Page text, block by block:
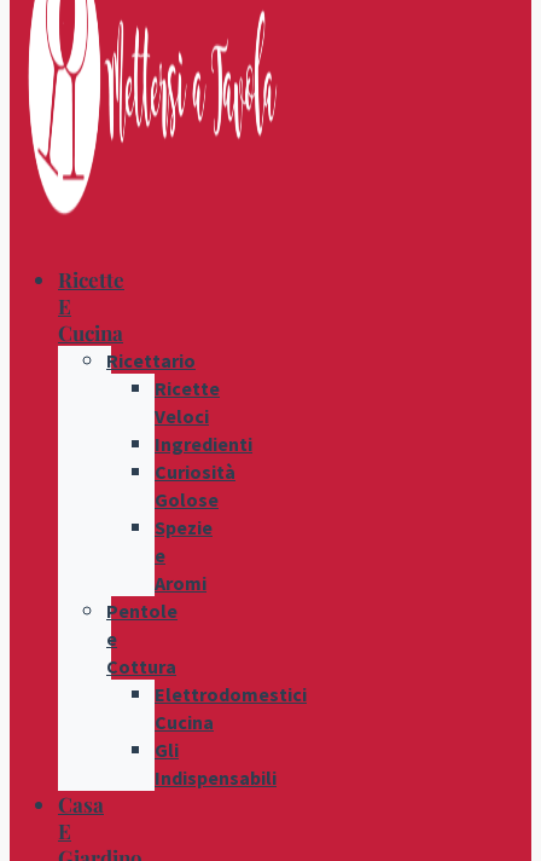
Ricette
E
Cucina
Ricettario
Ricette
Veloci
Ingredienti
Curiosità
Golose
Spezie
e
Aromi
Pentole
e
Cottura
Elettrodomestici
Cucina
Gli
Indispensabili
Casa
E